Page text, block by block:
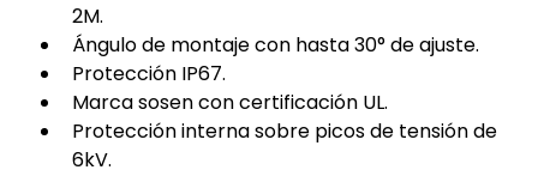
2M.
Ángulo de montaje con hasta 30° de ajuste.
Protección IP67.
Marca sosen con certificación UL.
Protección interna sobre picos de tensión de
6kV.